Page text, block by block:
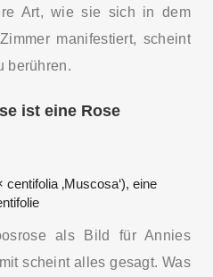
Art, wie sie sich in dem
manifestiert, scheint
berühren.
ist eine Rose
‚Muscosa‘), eine
als Bild für Annies
scheint alles gesagt. Was